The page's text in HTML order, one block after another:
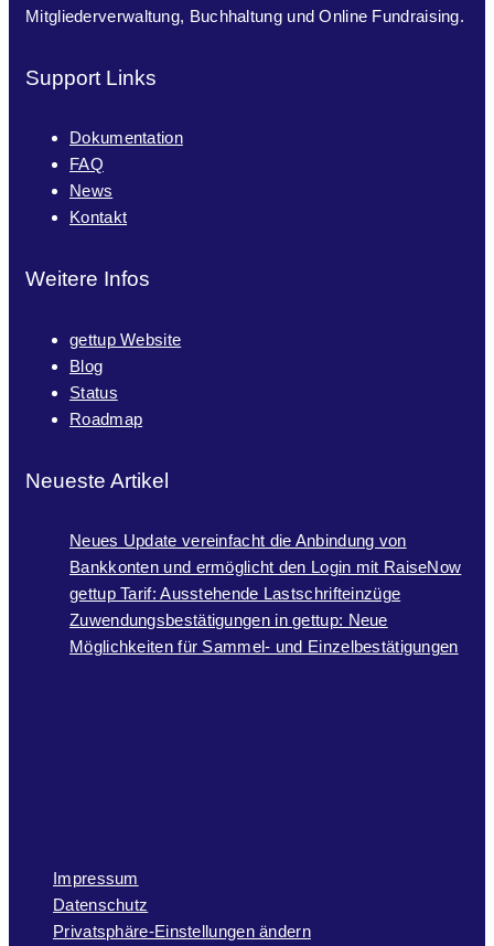
Mitgliederverwaltung, Buchhaltung und Online Fundraising.
Support Links
Dokumentation
FAQ
News
Kontakt
Weitere Infos
gettup Website
Blog
Status
Roadmap
Neueste Artikel
Neues Update vereinfacht die Anbindung von
Bankkonten und ermöglicht den Login mit RaiseNow
gettup Tarif: Ausstehende Lastschrifteinzüge
Zuwendungsbestätigungen in gettup: Neue
Möglichkeiten für Sammel- und Einzelbestätigungen
Impressum
Datenschutz
Privatsphäre-Einstellungen ändern